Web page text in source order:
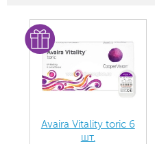
Avaira Vitality toric 6
шт.